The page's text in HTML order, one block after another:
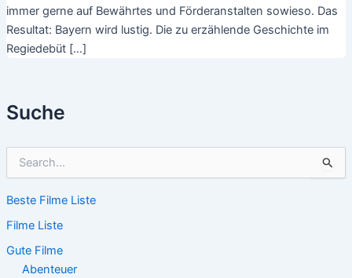
Suche
h
n
n
Beste Filme Liste
Filme Liste
Gute Filme
Abenteuer
immer gerne auf Bewährtes und Förderanstalten sowieso. Das
Resultat: Bayern wird lustig. Die zu erzählende Geschichte im
Regiedebüt […]